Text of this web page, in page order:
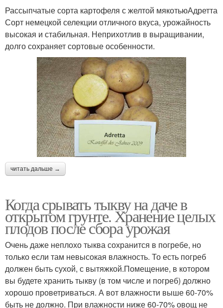
Рассыпчатые сорта картофеля с желтой мякотьюАдретта
Сорт немецкой селекции отличного вкуса, урожайность
высокая и стабильная. Неприхотлив в выращивании,
долго сохраняет сортовые особенности.
читать дальше →
Когда срывать тыкву на даче в
открытом грунте. Хранение целых
плодов после сбора урожая
Очень даже неплохо тыква сохранится в погребе, но
только если там невысокая влажность. То есть погреб
должен быть сухой, с вытяжкой.Помещение, в котором
вы будете хранить тыкву (в том числе и погреб) должно
хорошо проветриваться. А вот влажности выше 60-70%
быть не должно. При влажности ниже 60-70% овощ не